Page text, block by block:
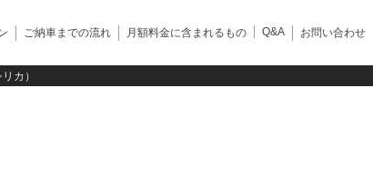
ご納車までの流れ 月額料金に含まれるもの Q&A お問い合わせ
カ）